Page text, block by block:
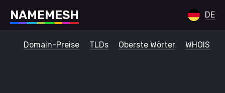
NAMEMESH DE
Domain-Preise TLDs Oberste Wörter WHOIS